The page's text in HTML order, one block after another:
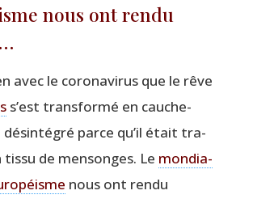
nous ont rendu
avec le coro­na­vi­rus que le rêve
s’est trans­for­mé en cau­che­
dés­in­té­gré parce qu’il était tra­
tis­su de men­songes. Le mon­dia­
nous ont ren­du